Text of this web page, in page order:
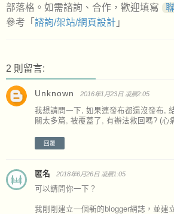
部落格。如需諮詢、合作，歡迎填寫
參考「 諮詢/架站/網頁設計 」
2 則留言:
Unknown 2016年1月23日 凌晨2:05
我想請問一下, 如果連發布都還沒發布,
關太多篇, 被覆蓋了, 有辦法救回嗎? (心
回覆
匿名 2018年6月26日 凌晨1:05
可以請問你一下？
我剛剛建立一個新的blogger網誌，並建